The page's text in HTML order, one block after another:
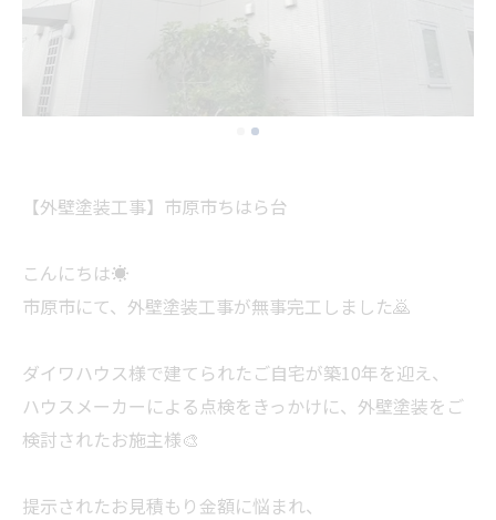
【外壁塗装工事】市原市ちはら台
こんにちは☀️
市原市にて、外壁塗装工事が無事完工しました🙇
ダイワハウス様で建てられたご自宅が築10年を迎え、
ハウスメーカーによる点検をきっかけに、外壁塗装をご
検討されたお施主様🎨
提示されたお見積もり金額に悩まれ、